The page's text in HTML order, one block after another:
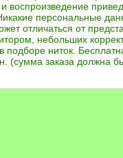
воспроизведение
персональные
отличаться от
небольших
ниток.
(сумма заказа должна